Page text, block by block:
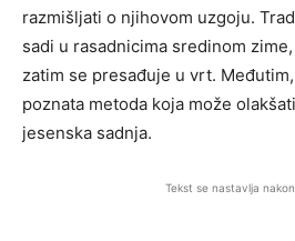
razmišljati o njihovom uzgoju.
sadi u rasadnicima sredinom
zatim se presađuje u vrt.
poznata metoda koja može
jesenska sadnja.
Tekst se nastavlja